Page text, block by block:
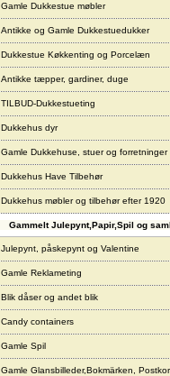
Gamle Dukkestue møbler
Antikke og Gamle Dukkestuedukker
Dukkestue Køkkenting og Porcelæn
Antikke tæpper, gardiner, duge
TILBUD-Dukkestueting
Dukkehus dyr
Gamle Dukkehuse, stuer og forretninger
Dukkehus Have Tilbehør
Dukkehus møbler og tilbehør efter 1920
Gammelt Julepynt,Papir,Spil og
Julepynt, påskepynt og Valentine
Gamle Reklameting
Blik dåser og andet blik
Candy containers
Gamle Spil
Gamle Glansbilleder,Bokmärken,